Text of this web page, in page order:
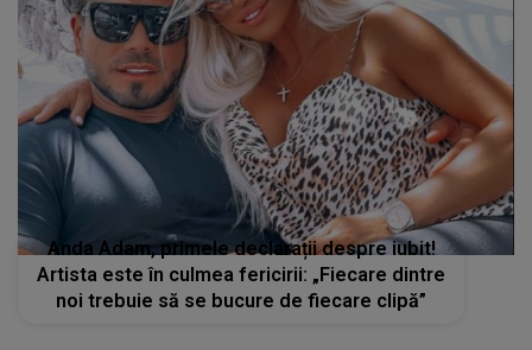
Anda Adam, primele declarații despre iubit!
Artista este în culmea fericirii: „Fiecare dintre
noi trebuie să se bucure de fiecare clipă”